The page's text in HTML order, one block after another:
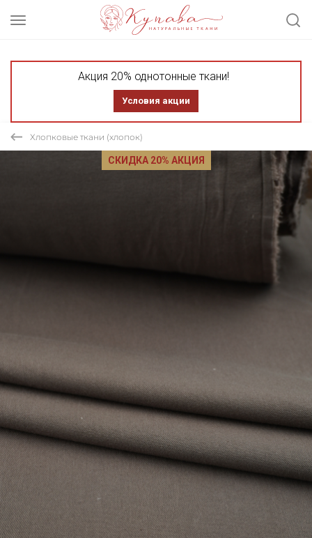
Акция 20% однотонные ткани!
Условия акции
Хлопковые ткани (хлопок)
СКИДКА 20% АКЦИЯ